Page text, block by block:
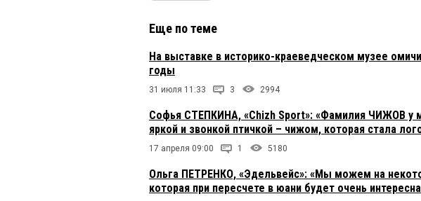
Еще по теме
На выставке в историко-краеведческом музее
годы
31 июля 11:33 3 2994
Софья СТЕПКИНА, «Chizh Sport»: «Фамилия ЧИЖОВ у
яркой и звонкой птичкой – чижом, которая стала
17 апреля 09:00 1 5180
Ольга ПЕТРЕНКО, «Эдельвейс»: «Мы можем на
которая при пересчете в юани будет очень